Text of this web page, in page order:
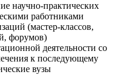
научно-практических
работниками
(мастер-классов,
форумов)
деятельности со
к последующему
вузы